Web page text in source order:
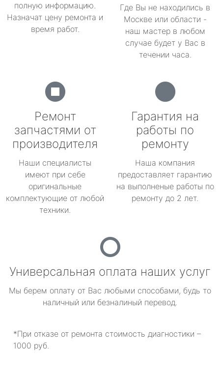
полную информацию.
Назначат цену ремонта и
время работ.
Где Вы не находились в
Москве или области -
наш мастер в любом
случае будет у Вас в
течении часа.
Ремонт
запчастями от
производителя
Наши специалисты
имеют при себе
оригинальные
комплектующие от любой
техники.
Гарантия на
работы по
ремонту
Наша компания
предоставляет гарантию
на выполненые работы по
ремонту до 2 лет.
Универсальная оплата наших услуг
Мы берем оплату от Вас любыми способами, будь то
наличный или безналиный перевод.
*При отказе от ремонта стоимость диагностики –
1000 руб.